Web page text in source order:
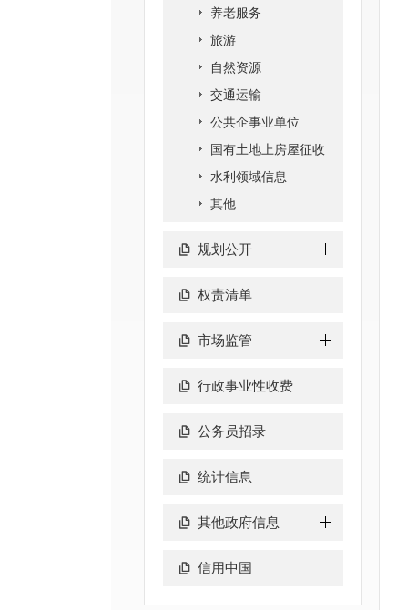
养老服务
旅游
自然资源
交通运输
公共企事业单位
国有土地上房屋征收
水利领域信息
其他
规划公开
权责清单
市场监管
行政事业性收费
公务员招录
统计信息
其他政府信息
信用中国